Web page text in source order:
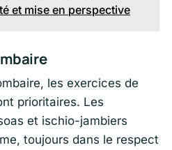
et mise en perspective
les exercices de
prioritaires. Les
et ischio-jambiers
toujours dans le respect